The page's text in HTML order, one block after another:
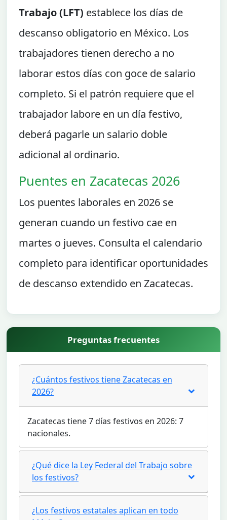
Trabajo (LFT) establece los días de
descanso obligatorio en México. Los
trabajadores tienen derecho a no
laborar estos días con goce de salario
completo. Si el patrón requiere que el
trabajador labore en un día festivo,
deberá pagarle un salario doble
adicional al ordinario.
Puentes en Zacatecas 2026
Los puentes laborales en 2026 se
generan cuando un festivo cae en
martes o jueves. Consulta el calendario
completo para identificar oportunidades
de descanso extendido en Zacatecas.
Preguntas frecuentes
¿Cuántos festivos tiene Zacatecas en
2026?
Zacatecas tiene 7 días festivos en 2026: 7
nacionales.
¿Qué dice la Ley Federal del Trabajo sobre
los festivos?
¿Los festivos estatales aplican en todo